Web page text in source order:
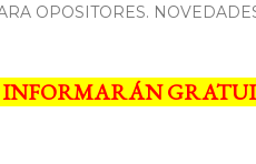
OPOSITORES.
INFORMARÁN